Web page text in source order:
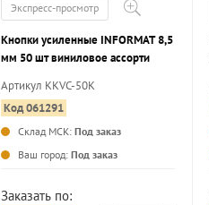
Экспресс-просмотр
Кнопки усиленные INFORMAT 8,5
мм 50 шт виниловое ассорти
Артикул KKVC-50K
Код 061291
Склад МСК: Под заказ
Ваш город: Под заказ
Заказать по: